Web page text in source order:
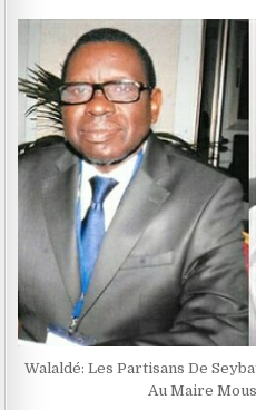
Walaldé: Les Partisans De
Au Maire